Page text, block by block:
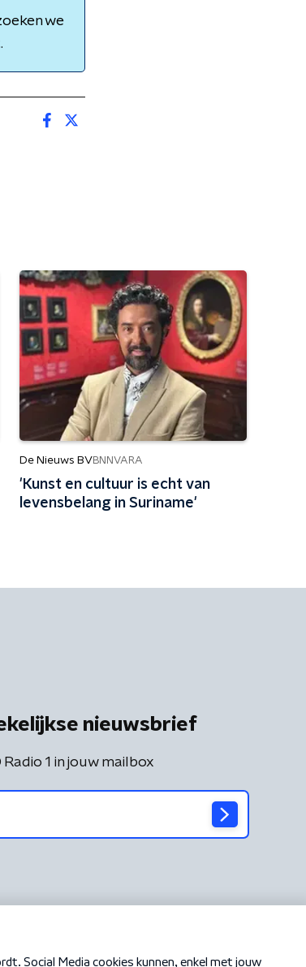
we
De Nieuws BVBNNVARA
'Kunst en cultuur is echt van
levensbelang in Suriname'
nieuwsbrief
1 in jouw mailbox